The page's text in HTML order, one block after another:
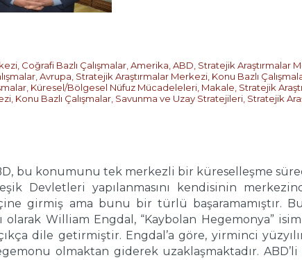
Coğrafi Bazlı Çalışmalar Amerika ABD Stratejik Araştırmalar
Avrupa Stratejik Araştırmalar Merkezi Konu Bazlı
Küresel/Bölgesel Nüfuz Mücadeleleri Makale Stratejik
Konu Bazlı Çalışmalar Savunma ve Uzay Stratejileri Stratejik
bu konumunu tek merkezli bir küreselleşme
Devletleri yapılanmasını kendisinin
girmiş ama bunu bir türlü başaramamıştır.
olarak William Engdal, “Kaybolan Hegemonya”
dile getirmiştir. Engdal’a göre, yirminci
olmaktan giderek uzaklaşmaktadır. ABD’li